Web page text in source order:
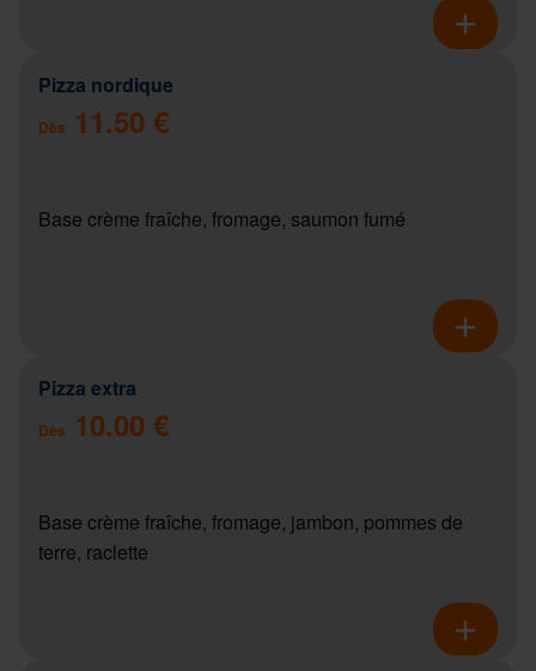
Pizza nordique
Dès 11.50 €
Base crème fraîche, fromage, saumon fumé
Pizza extra
Dès 10.00 €
Base crème fraîche, fromage, jambon, pommes de
terre, raclette